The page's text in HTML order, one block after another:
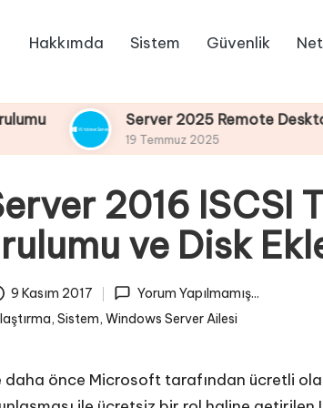
Hakkımda Sistem Güvenlik
Server 2025 Remote Desktop
19 Temmuz 2025
2016 ISCSI
ve Disk
9 Kasım 2017 Yorum Yapılmamış...
,Sistem,Windows Server Ailesi
daha önce Microsoft tarafından ücretli